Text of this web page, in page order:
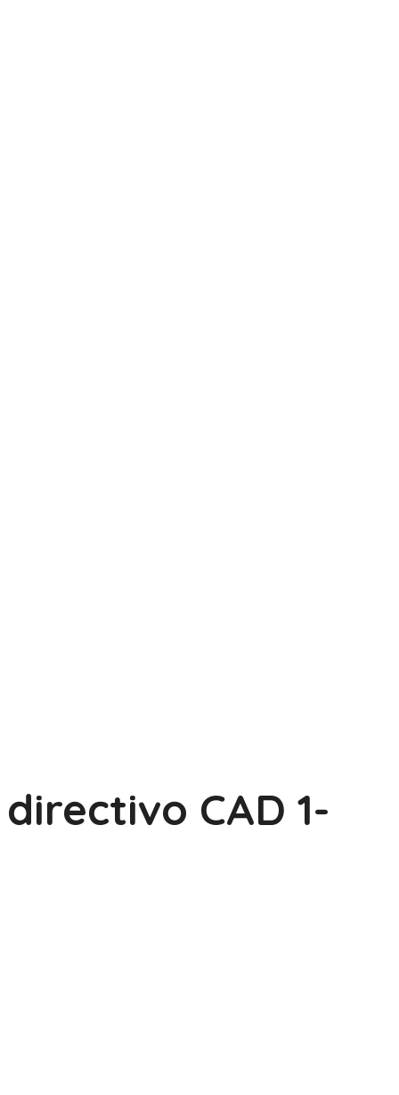
directivo CAD 1-